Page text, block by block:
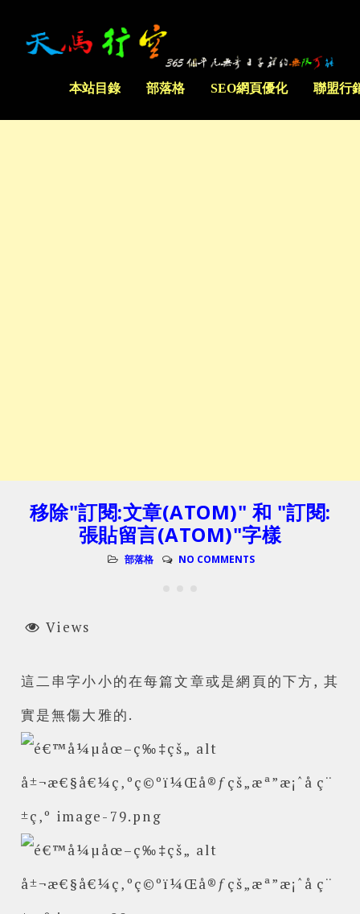
本站目錄 部落格 SEO網頁優化 聯盟行
移除"訂閱:文章(ATOM)" 和 "訂閱:
張貼留言(ATOM)"字樣
部落格 NO COMMENTS
Views
這二串字小小的在每篇文章或是網頁的下方, 其
實是無傷大雅的.